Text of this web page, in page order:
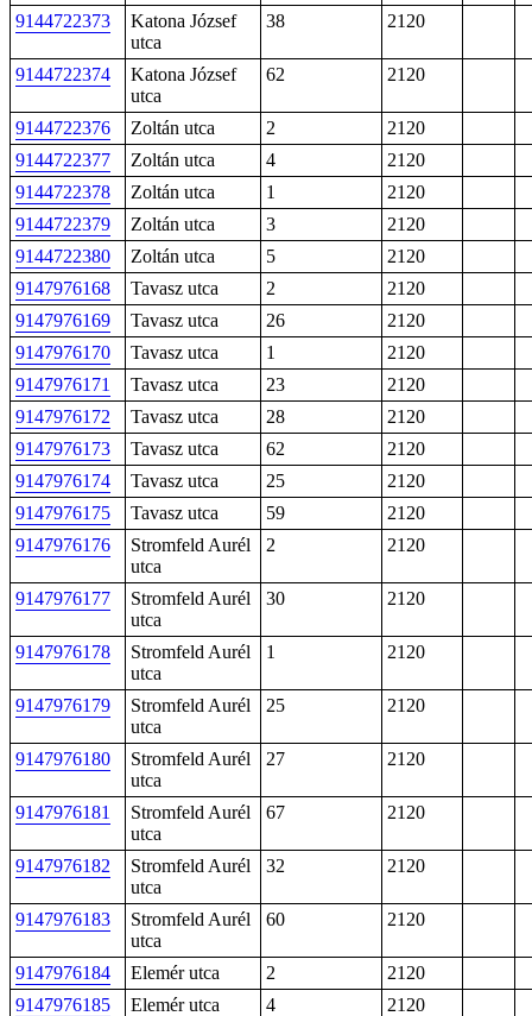
9144722373
Katona József
utca
38 2120
9144722374
Katona József
utca
62 2120
9144722376 Zoltán utca 2
2120
9144722377
Zoltán utca 4
2120
9144722378
Zoltán utca 1
2120
9144722379
Zoltán utca 3
2120
9144722380
Zoltán utca 5
2120
9147976168
Tavasz utca 2
2120
9147976169
Tavasz utca 26
2120
9147976170
Tavasz utca 1
2120
9147976171
Tavasz utca 23
2120
9147976172
Tavasz utca 28
2120
9147976173
Tavasz utca 62
2120
9147976174
Tavasz utca 25
2120
9147976175
Tavasz utca 59
2120
9147976176
Stromfeld Aurél
utca
2 2120
9147976177
Stromfeld Aurél
utca
30 2120
9147976178
Stromfeld Aurél
utca
1 2120
9147976179
Stromfeld Aurél
utca
25 2120
9147976180
Stromfeld Aurél
utca
27 2120
9147976181
Stromfeld Aurél
utca
67 2120
9147976182
Stromfeld Aurél
utca
32 2120
9147976183
Stromfeld Aurél
utca
60 2120
9147976184 Elemér utca 2
2120
9147976185
Elemér utca 4
2120